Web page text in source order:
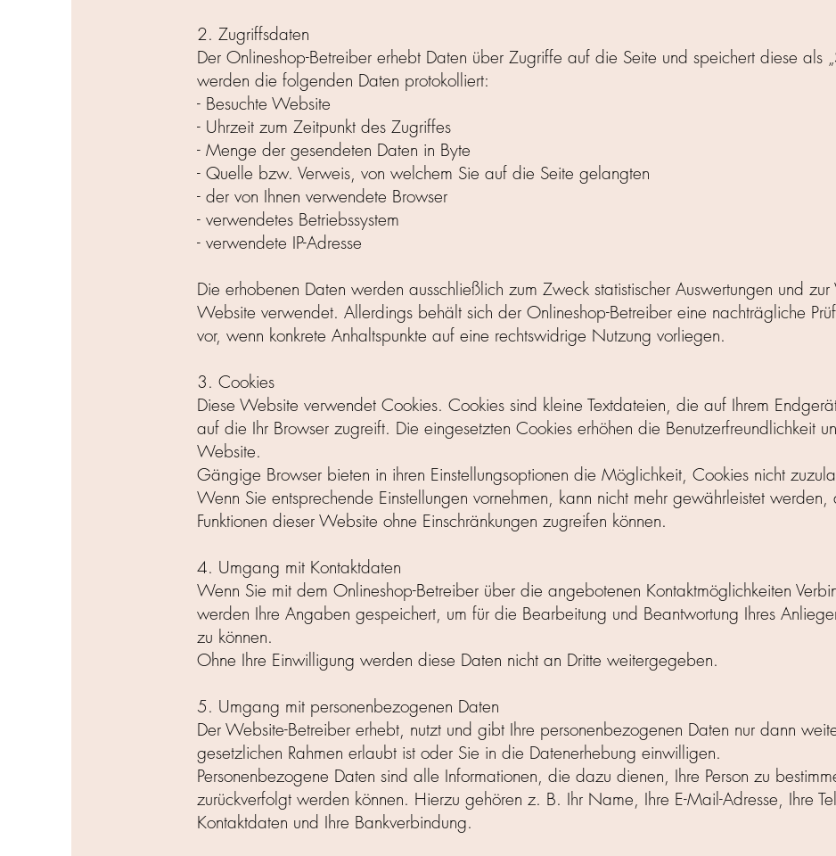
2. Zugriffsdaten
Der Onlineshop-Betreiber erhebt Daten über Zugriffe auf die Seite und speichert diese als
werden die folgenden Daten protokolliert:
- Besuchte Website
- Uhrzeit zum Zeitpunkt des Zugriffes
- Menge der gesendeten Daten in Byte
- Quelle bzw. Verweis, von welchem Sie auf die Seite gelangten
- der von Ihnen verwendete Browser
- verwendetes Betriebssystem
- verwendete IP-Adresse
Die erhobenen Daten werden ausschließlich zum Zweck statistischer Auswertungen und zur
Website verwendet. Allerdings behält sich der Onlineshop-Betreiber eine nachträgliche
vor, wenn konkrete Anhaltspunkte auf eine rechtswidrige Nutzung vorliegen.
3. Cookies
Diese Website verwendet Cookies. Cookies sind kleine Textdateien, die auf Ihrem
auf die Ihr Browser zugreift. Die eingesetzten Cookies erhöhen die Benutzerfreundlichkeit
Website.
Gängige Browser bieten in ihren Einstellungsoptionen die Möglichkeit, Cookies nicht
Wenn Sie entsprechende Einstellungen vornehmen, kann nicht mehr gewährleistet
Funktionen dieser Website ohne Einschränkungen zugreifen können.
4. Umgang mit Kontaktdaten
Wenn Sie mit dem Onlineshop-Betreiber über die angebotenen Kontaktmöglichkeiten
werden Ihre Angaben gespeichert, um für die Bearbeitung und Beantwortung Ihres
zu können.
Ohne Ihre Einwilligung werden diese Daten nicht an Dritte weitergegeben.
5. Umgang mit personenbezogenen Daten
Der Website-Betreiber erhebt, nutzt und gibt Ihre personenbezogenen Daten nur dann
gesetzlichen Rahmen erlaubt ist oder Sie in die Datenerhebung einwilligen.
Personenbezogene Daten sind alle Informationen, die dazu dienen, Ihre Person zu
zurückverfolgt werden können. Hierzu gehören z. B. Ihr Name, Ihre E-Mail-Adresse, Ihre
Kontaktdaten und Ihre Bankverbindung.